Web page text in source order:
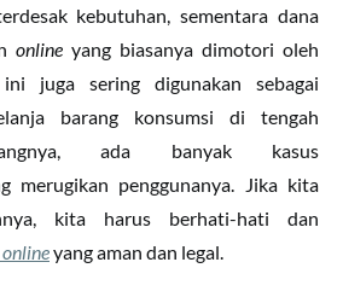
kebutuhan, sementara dana
online yang biasanya dimotori oleh
ini juga sering digunakan sebagai
barang konsumsi di tengah
ada banyak kasus
merugikan penggunanya. Jika kita
kita harus berhati-hati dan
onlineyang aman dan legal.